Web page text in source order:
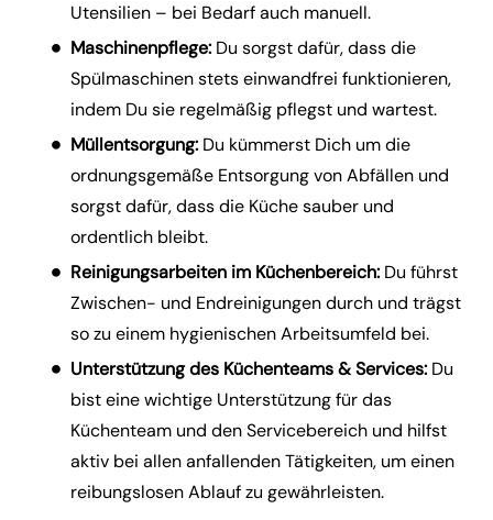
Utensilien – bei Bedarf auch manuell.
Maschinenpflege: Du sorgst dafür, dass die
Spülmaschinen stets einwandfrei funktionieren,
indem Du sie regelmäßig pflegst und wartest.
Müllentsorgung: Du kümmerst Dich um die
ordnungsgemäße Entsorgung von Abfällen und
sorgst dafür, dass die Küche sauber und
ordentlich bleibt.
Reinigungsarbeiten im Küchenbereich: Du führst
Zwischen- und Endreinigungen durch und trägst
so zu einem hygienischen Arbeitsumfeld bei.
Unterstützung des Küchenteams & Services: Du
bist eine wichtige Unterstützung für das
Küchenteam und den Servicebereich und hilfst
aktiv bei allen anfallenden Tätigkeiten, um einen
reibungslosen Ablauf zu gewährleisten.